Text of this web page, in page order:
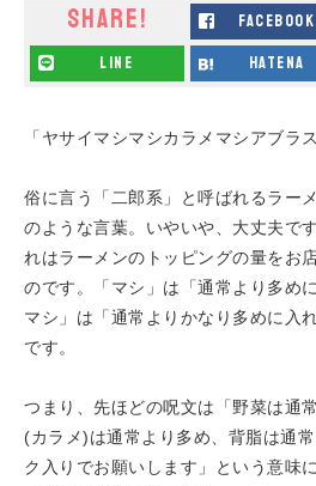
SHARE! facebook
line hatena
「ヤサイマシマシカラメマシアブラ
俗に言う「二郎系」と呼ばれるラー
のような言葉。いやいや、大丈夫で
れはラーメンのトッピングの量をお
のです。「マシ」は「通常より多め
マシ」は「通常よりかなり多めに入
です。
つまり、先ほどの呪文は「野菜は通
(カラメ)は通常より多め、背脂は通
ク入りでお願いします」という意味